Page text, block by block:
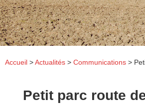
Accueil >Actualités > Communications >
Petit parc route